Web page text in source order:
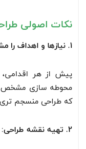
نکات اصولی
1. نیازها و اهداف را مشخص کنید:
پیش از هر اقدامی،
محوطه سازی مشخص
که طراحی منسجم
2. تهیه نقشه طراحی: